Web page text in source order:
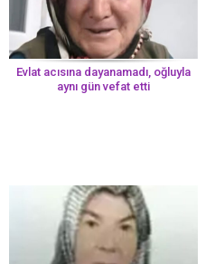
Evlat acısına dayanamadı, oğluyla
aynı gün vefat etti